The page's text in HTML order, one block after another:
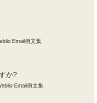
Email例文集
か?
Email例文集